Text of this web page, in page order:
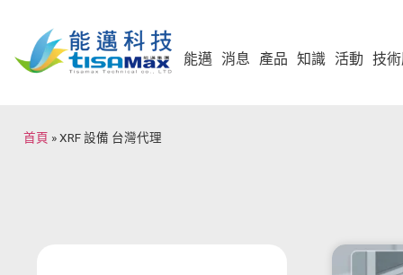
能邁 消息 產品 知識 活動 技
首頁 »XRF 設備 台灣代理